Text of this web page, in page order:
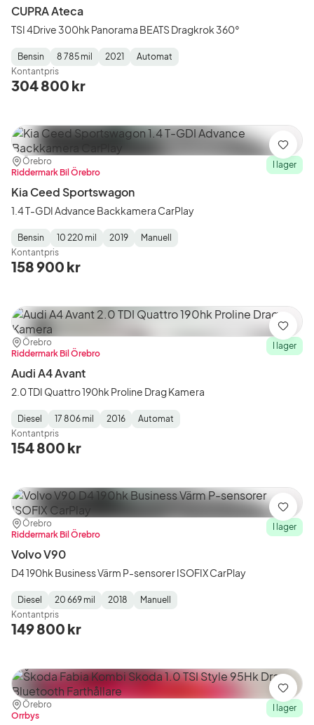
CUPRA Ateca
TSI 4Drive 300hk Panorama BEATS Dragkrok 360°
Fuel
Type:
Bensin
Mätarställning:
8 785 mil
Model
Year:
2021
Gearbox
Type:
Automat
Kontantpris
304 800 kr
Plats:
Örebro
Återförsäljare:
Riddermark Bil Örebro
I lager
Kia Ceed Sportswagon
1.4 T-GDI Advance Backkamera CarPlay
Fuel
Type:
Bensin
Mätarställning:
10 220 mil
Model
Year:
2019
Gearbox
Type:
Manuell
Kontantpris
158 900 kr
Spara
Plats:
Örebro
Återförsäljare:
Riddermark Bil Örebro
I lager
Audi A4 Avant
2.0 TDI Quattro 190hk Proline Drag Kamera
Fuel
Type:
Diesel
Mätarställning:
17 806 mil
Model
Year:
2016
Gearbox
Type:
Automat
Kontantpris
154 800 kr
Spara
Plats:
Örebro
Återförsäljare:
Riddermark Bil Örebro
I lager
Volvo V90
D4 190hk Business Värm P-sensorer ISOFIX CarPlay
Fuel
Type:
Diesel
Mätarställning:
20 669 mil
Model
Year:
2018
Gearbox
Type:
Manuell
Kontantpris
149 800 kr
Spara
Plats:
Örebro
Återförsäljare:
Orrbys
I lager
Spara